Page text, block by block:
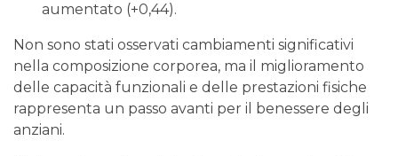
aumentato (+0,44).
Non sono stati osservati cambiamenti significativi
nella composizione corporea, ma il miglioramento
delle capacità funzionali e delle prestazioni fisiche
rappresenta un passo avanti per il benessere degli
anziani.